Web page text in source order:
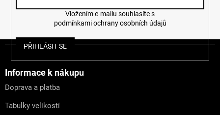
podmínkami ochrany osobních údajů
PŘIHLÁSIT SE
Informace k nákupu
Doprava a platba
Tabulky velikostí